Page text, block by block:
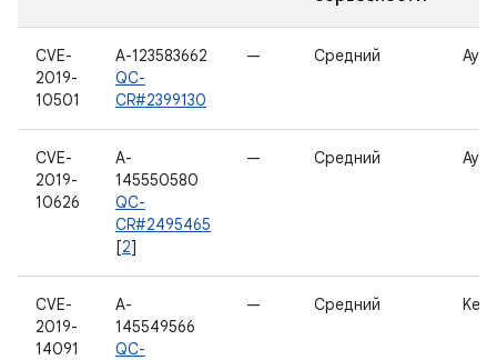
CVE-
2019-
10501
A-123583662
QC-
CR#2399130
— Средний
CVE-
2019-
10626
A-
145550580
QC-
CR#2495465
[2]
— Средний
CVE-
2019-
14091
A-
145549566
QC-
— Средний